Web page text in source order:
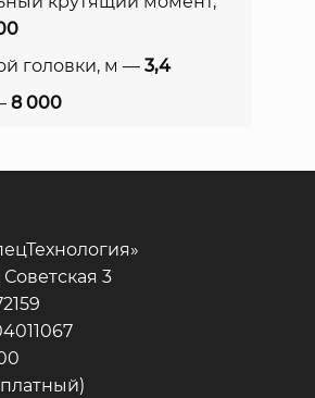
головки, м — 3,4
8 000
3